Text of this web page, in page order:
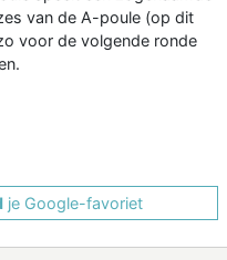
van de A-poule (op dit
voor de volgende ronde
je Google-favoriet